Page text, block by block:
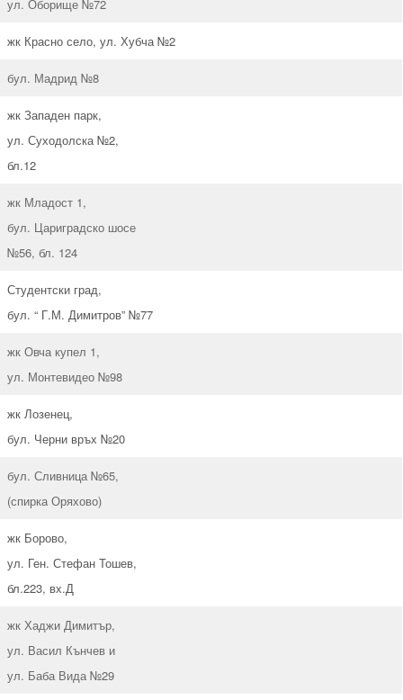
ул. Оборище №72
жк Красно село, ул. Хубча №2
бул. Мадрид №8
жк Западен парк,
ул. Суходолска №2,
бл.12
жк Младост 1,
бул. Царигрaдско шосе
№56, бл. 124
Студентски град,
бул. “ Г.М. Димитров” №77
жк Овча купел 1,
ул. Монтевидео №98
жк Лозенец,
бул. Черни връх №20
бул. Сливница №65,
(спирка Оряхово)
жк Борово,
ул. Ген. Стефан Тошев,
бл.223, вх.Д
жк Хаджи Димитър,
ул. Васил Кънчев и
ул. Баба Вида №29